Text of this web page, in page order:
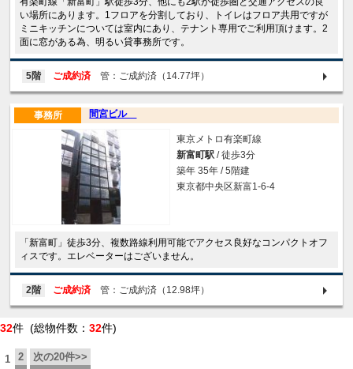
い場所にあります。1フロアを分割しており、トイレはフロア共用ですが
ミニキッチンについては室内にあり、テナント専用でご利用頂けます。2
面に窓がある為、明るい貸事務所です。
5階 ご成約済 管：ご成約済（14.77坪）
間宮ビル
事務所
東京メトロ有楽町線
新富町駅 / 徒歩3分
築年 35年 / 5階建
東京都中央区新富1-6-4
「新富町」徒歩3分、複数路線利用可能でアクセス良好なコンパクトオフ
ィスです。エレベーターはございません。
2階 ご成約済 管：ご成約済（12.98坪）
32件 (総物件数： 32件)
1 2 次の20件>>